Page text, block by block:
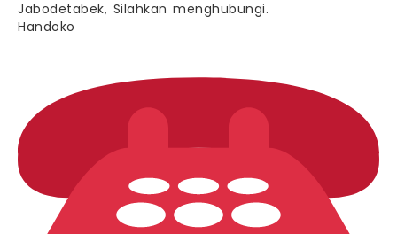
Jabodetabek, Silahkan menghubungi.
Handoko